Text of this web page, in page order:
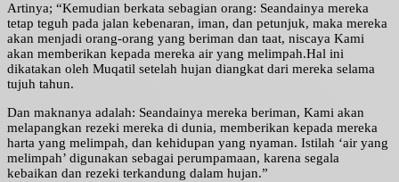
Artinya; “Kemudian berkata sebagian orang: Seandainya mereka
tetap teguh pada jalan kebenaran, iman, dan petunjuk, maka mereka
akan menjadi orang-orang yang beriman dan taat, niscaya Kami
akan memberikan kepada mereka air yang melimpah.Hal ini
dikatakan oleh Muqatil setelah hujan diangkat dari mereka selama
tujuh tahun.
Dan maknanya adalah: Seandainya mereka beriman, Kami akan
melapangkan rezeki mereka di dunia, memberikan kepada mereka
harta yang melimpah, dan kehidupan yang nyaman. Istilah ‘air yang
melimpah’ digunakan sebagai perumpamaan, karena segala
kebaikan dan rezeki terkandung dalam hujan.”